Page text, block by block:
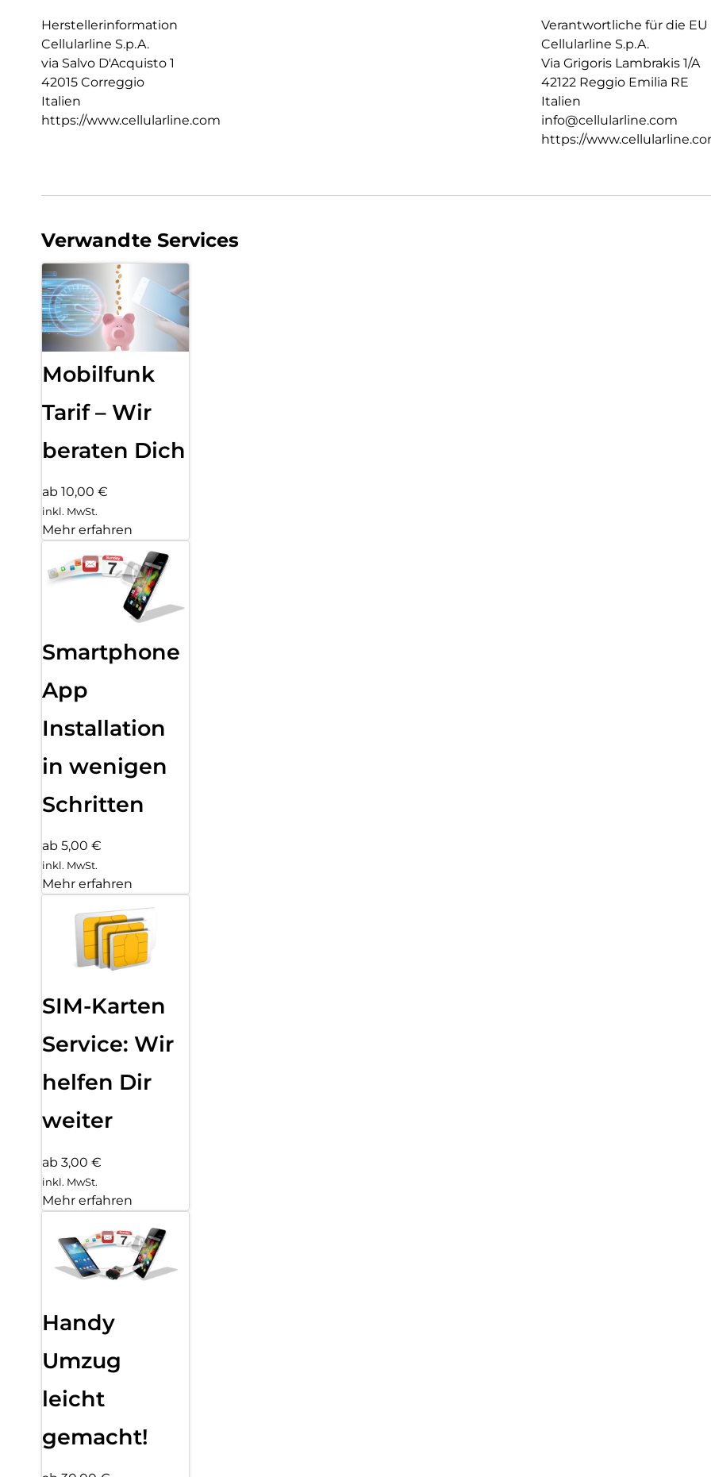
Herstellerinformation
Cellularline S.p.A.
via Salvo D'Acquisto 1
42015 Correggio
Italien
https://www.cellularline.com
Verantwortliche für die EU
Cellularline S.p.A.
Via Grigoris Lambrakis 1/A
42122 Reggio Emilia RE
Italien
info@cellularline.com
https://
Verwandte Services
Mobilfunk
Tarif – Wir
beraten Dich
ab 10,00 €
inkl. MwSt.
Mehr erfahren
Smartphone
App
Installation
in wenigen
Schritten
ab 5,00 €
inkl. MwSt.
Mehr erfahren
SIM-Karten
Service: Wir
helfen Dir
weiter
ab 3,00 €
inkl. MwSt.
Mehr erfahren
Handy
Umzug
leicht
gemacht!